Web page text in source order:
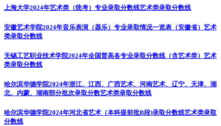
上海大学2024年艺术类（统考）专业录取分数线艺术类录取分数线
安徽艺术学院2024年音乐表演（器乐）专业录取情况一览表（安徽省） 艺术
类录取分数线
无锡工艺职业技术学院2024年全国普高各专业录取分数线（含艺术类） 艺术
类录取分数线
哈尔滨华德学院2024年浙江、江西、广西艺术、河南艺术、辽宁、天津、湖
北、内蒙、湖南部分批次录取分数艺术类录取分数线
哈尔滨华德学院2024年河北省艺术（本科提前批B段)录取分数线艺术类录取
分数线